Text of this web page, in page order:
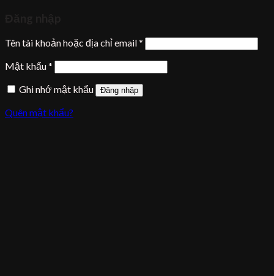
Tên tài khoản hoặc địa chỉ email*
Mật khẩu*
Ghi nhớ mật khẩu
Đăng nhập
Quên mật khẩu?